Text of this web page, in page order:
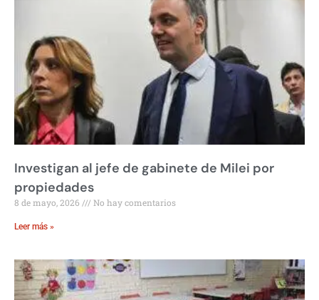
Investigan al jefe de gabinete de Milei por
propiedades
8 de mayo, 2026 No hay comentarios
Leer más »